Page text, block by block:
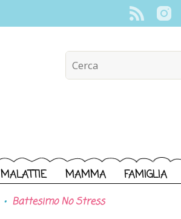
MALATTIE MAMMA FAMIGLIA
Battesimo No Stress